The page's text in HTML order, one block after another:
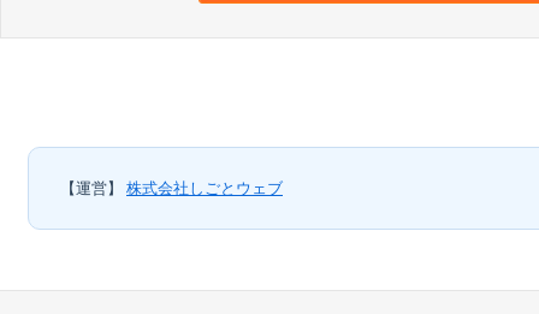
【運営】 株式会社しごとウェブ